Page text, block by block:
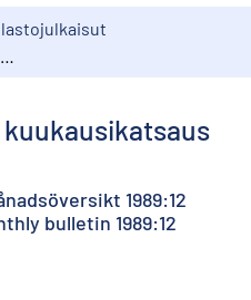
1989:12
bulletin 1989:12